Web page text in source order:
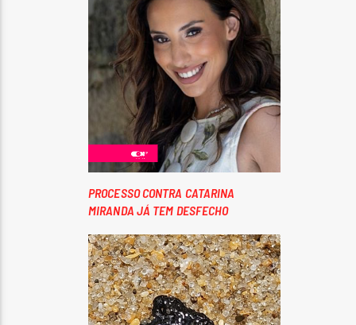
PROCESSO CONTRA CATARINA
MIRANDA JÁ TEM DESFECHO